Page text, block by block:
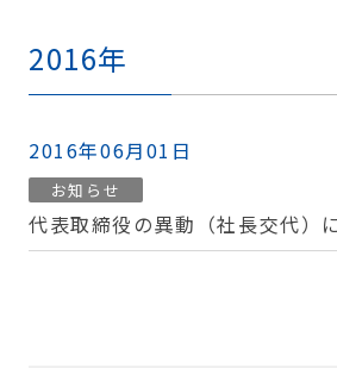
2016年
2016年06月01日
お知らせ
代表取締役の異動（社長交代）